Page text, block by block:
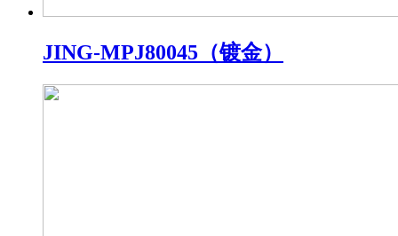
JING-MPJ80045（镀金）